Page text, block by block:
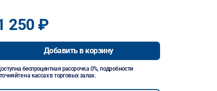
250 ₽
Добавить в корзину
беспроцентная рассрочка 0%, подробности
на кассах в торговых залах.